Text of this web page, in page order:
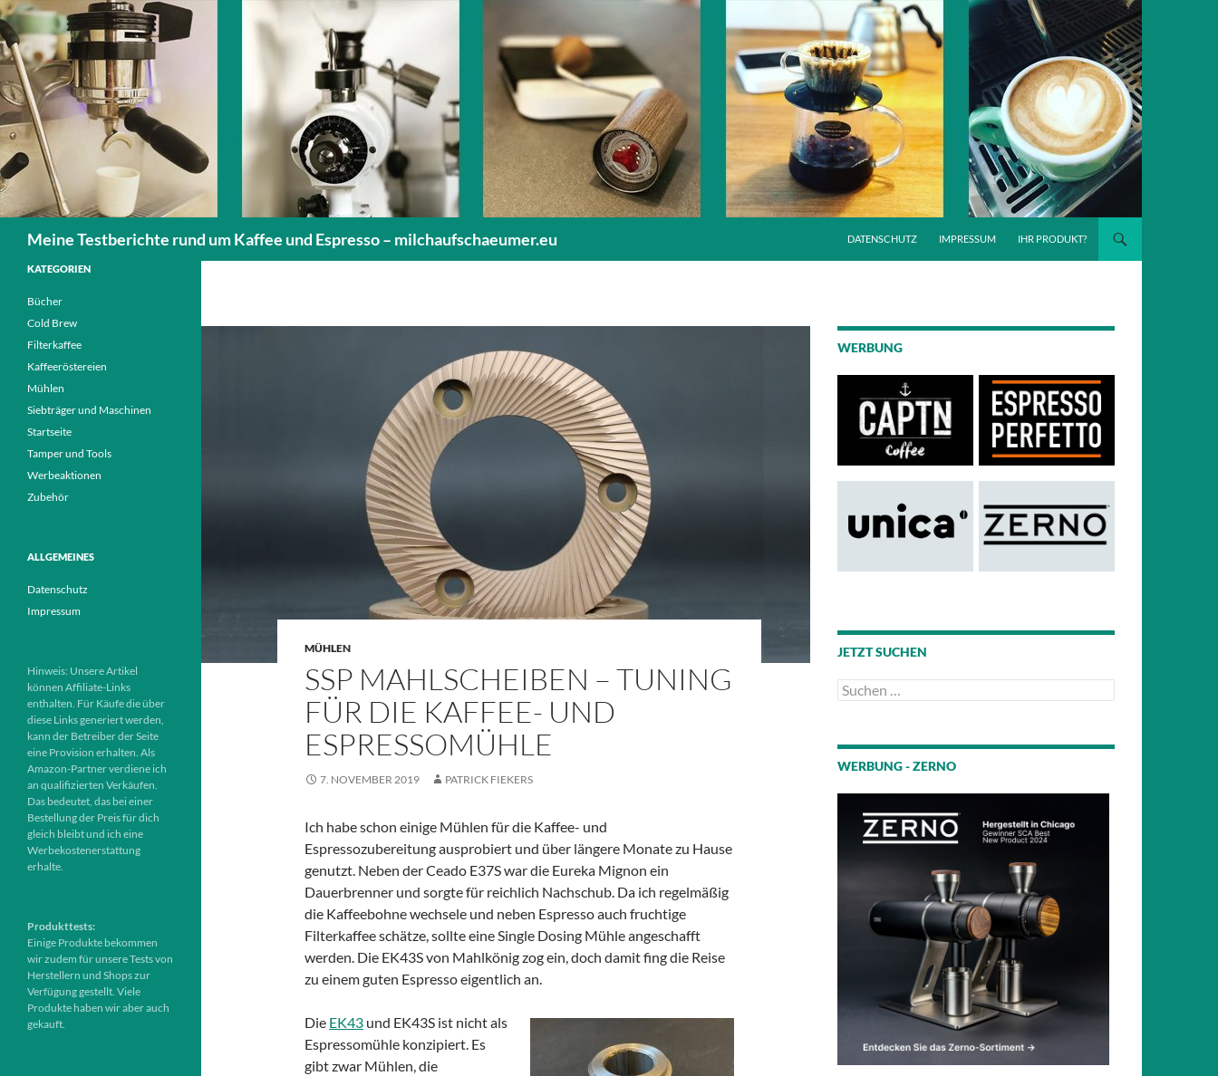
Zum
Inhalt
springen
Meine Testberichte rund um Kaffee und Espresso – milchaufschaeumer.eu DATENSCHUTZ IMPRESSUM IHR PRODUKT?
MÜHLEN
SSP MAHLSCHEIBEN – TUNING
FÜR DIE KAFFEE- UND
ESPRESSOMÜHLE
7. NOVEMBER 2019 PATRICK FIEKERS
Ich habe schon einige Mühlen für die Kaffee- und
Espressozubereitung ausprobiert und über längere Monate zu Hause
genutzt. Neben der Ceado E37S war die Eureka Mignon ein
Dauerbrenner und sorgte für reichlich Nachschub. Da ich regelmäßig
die Kaffeebohne wechsele und neben Espresso auch fruchtige
Filterkaffee schätze, sollte eine Single Dosing Mühle angeschafft
werden. Die EK43S von Mahlkönig zog ein, doch damit fing die Reise
zu einem guten Espresso eigentlich an.
Die EK43 und EK43S ist nicht als
Espressomühle konzipiert. Es
gibt zwar Mühlen, die
WERBUNG
JETZT SUCHEN
Suchen
nach:
WERBUNG - ZERNO
KATEGORIEN
Bücher
Cold Brew
Filterkaffee
Kaffeeröstereien
Mühlen
Siebträger und Maschinen
Startseite
Tamper und Tools
Werbeaktionen
Zubehör
ALLGEMEINES
Datenschutz
Impressum
Hinweis: Unsere Artikel
können Affiliate-Links
enthalten. Für Käufe die über
diese Links generiert werden,
kann der Betreiber der Seite
eine Provision erhalten. Als
Amazon-Partner verdiene ich
an qualifizierten Verkäufen.
Das bedeutet, das bei einer
Bestellung der Preis für dich
gleich bleibt und ich eine
Werbekostenerstattung
erhalte.
Produkttests:
Einige Produkte bekommen
wir zudem für unsere Tests von
Herstellern und Shops zur
Verfügung gestellt. Viele
Produkte haben wir aber auch
gekauft.